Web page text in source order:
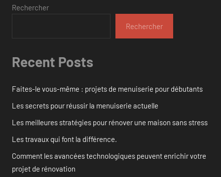
Rechercher
Rechercher
Recent Posts
Faites-le vous-même : projets de menuiserie pour débutants
Les secrets pour réussir la menuiserie actuelle
Les meilleures stratégies pour rénover une maison sans stress
Les travaux qui font la différence.
Comment les avancées technologiques peuvent enrichir votre
projet de rénovation